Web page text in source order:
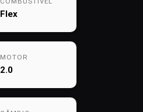
Flex
MOTOR
2.0